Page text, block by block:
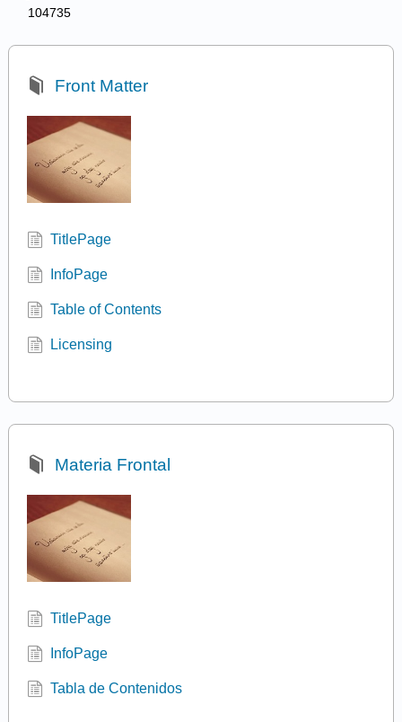
104735
Front Matter
TitlePage
InfoPage
Table of Contents
Licensing
Materia Frontal
TitlePage
InfoPage
Tabla de Contenidos